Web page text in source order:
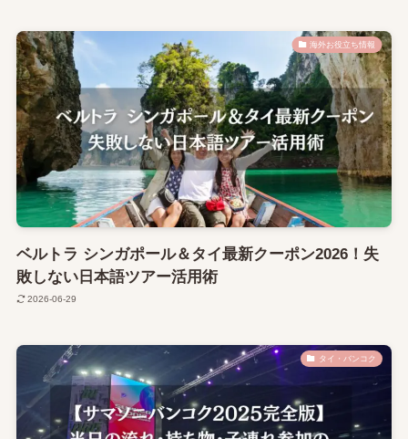
海外お役立ち情報
ベルトラ シンガポール＆タイ最新クーポン2026！失
敗しない日本語ツアー活用術
2026-06-29
タイ・バンコク